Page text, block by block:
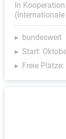
In
bundesweit
Start:
Freie Plätze: